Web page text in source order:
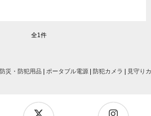
全1件
防災・防犯用品 ポータブル電源 防犯カメラ 見守り